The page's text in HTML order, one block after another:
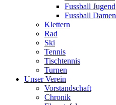
Fussball Jugend
Fussball Damen
Klettern
Rad
Ski
Tennis
Tischtennis
Turnen
Unser Verein
Vorstandschaft
Chronik